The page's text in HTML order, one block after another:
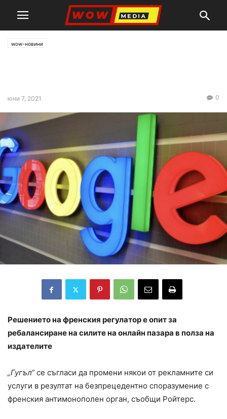
wow-новини
юни 7, 2021 0
Решението на френския регулатор е опит за
ребалансиране на силите на онлайн пазара в полза на
издателите
„Гугъл“се съгласи да промени някои от рекламните си
услуги в резултат на безпрецедентно споразумение с
френския антимонополен орган, съобщи Ройтерс.